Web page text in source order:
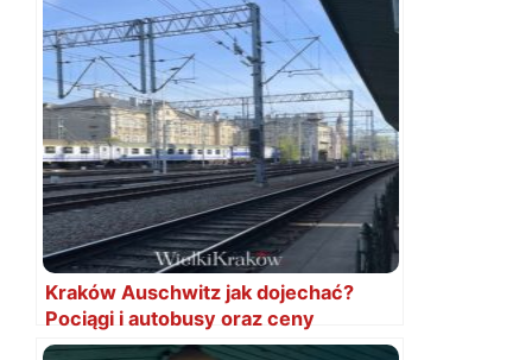
Kraków Auschwitz jak dojechać?
Pociągi i autobusy oraz ceny